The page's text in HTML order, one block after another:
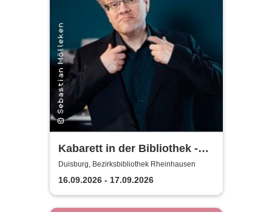
Kabarett in der Bibliothek -
Matthias Reuter und seine
Gäste
Duisburg, Bezirksbibliothek Rheinhausen
16.09.2026 - 17.09.2026